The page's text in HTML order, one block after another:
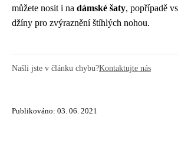
můžete nosit i na dámské šaty, popřípadě
džíny pro zvýraznění štíhlých nohou.
Našli jste v článku chybu?Kontaktujte nás
Publikováno: 03. 06. 2021